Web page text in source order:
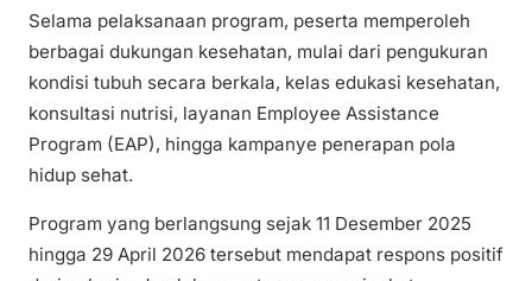
Selama pelaksanaan program, peserta memperoleh
berbagai dukungan kesehatan, mulai dari pengukuran
kondisi tubuh secara berkala, kelas edukasi kesehatan,
konsultasi nutrisi, layanan Employee Assistance
Program (EAP), hingga kampanye penerapan pola
hidup sehat.
Program yang berlangsung sejak 11 Desember 2025
hingga 29 April 2026 tersebut mendapat respons positif